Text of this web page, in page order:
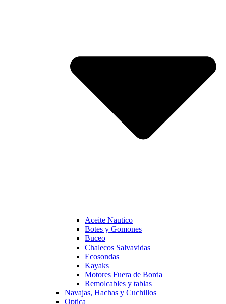
Aceite Nautico
Botes y Gomones
Buceo
Chalecos Salvavidas
Ecosondas
Kayaks
Motores Fuera de Borda
Remolcables y tablas
Navajas, Hachas y Cuchillos
Optica